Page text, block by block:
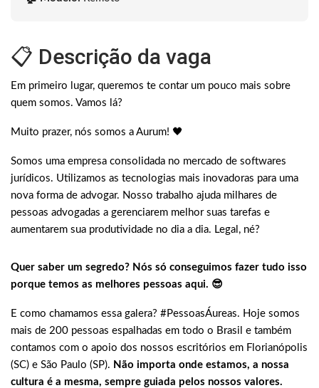
📋 Descrição da vaga
Em primeiro lugar, queremos te contar um pouco mais sobre
quem somos. Vamos lá?
Muito prazer, nós somos a Aurum! 🖤
Somos uma empresa consolidada no mercado de softwares
jurídicos. Utilizamos as tecnologias mais inovadoras para uma
nova forma de advogar. Nosso trabalho ajuda milhares de
pessoas advogadas a gerenciarem melhor suas tarefas e
aumentarem sua produtividade no dia a dia. Legal, né?
Quer saber um segredo? Nós só conseguimos fazer tudo isso
porque temos as melhores pessoas aqui. 😎
E como chamamos essa galera? #PessoasÁureas. Hoje somos
mais de 200 pessoas espalhadas em todo o Brasil e também
contamos com o apoio dos nossos escritórios em Florianópolis
(SC) e São Paulo (SP). Não importa onde estamos, a nossa
cultura é a mesma, sempre guiada pelos nossos valores.